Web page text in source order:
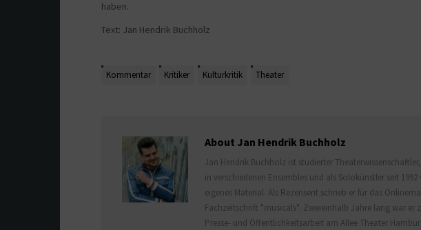
haben.
Text: Jan Hendrik Buchholz
Kommentar Kritiker Kulturkritik Theater
About Jan Hendrik Buchholz
Jan Hendrik Buchholz ist studierter
in verschiedenen Ensembles und als Solokünstler seit
eigenes Material. Als Rezensent schrieb er für das
Fachzeitschrift "musicals". Zweieinhalb Jahre lang war er
Presse- und Öffentlichkeitsarbeit am Allee Theater